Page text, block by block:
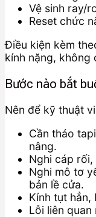
Vệ sinh ray/
Reset chức
Điều kiện kèm
kính nặng, không
Bước nào bắt
Nên để kỹ thuật
Cần tháo
nâng.
Nghi cáp
Nghi mô tơ
bản lề cửa.
Kính tụt hẳn,
Lỗi liên